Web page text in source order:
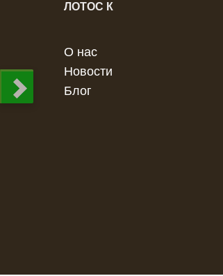
ЛОТОС К
О нас
Новости
Блог